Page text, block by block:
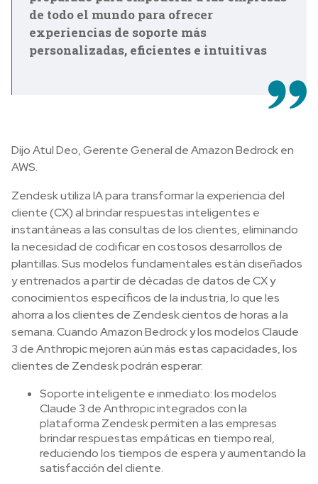
de todo el mundo para ofrecer
experiencias de soporte más
personalizadas, eficientes e intuitivas
Dijo Atul Deo, Gerente General de Amazon Bedrock en
AWS.
Zendesk utiliza IA para transformar la experiencia del
cliente (CX) al brindar respuestas inteligentes e
instantáneas a las consultas de los clientes, eliminando
la necesidad de codificar en costosos desarrollos de
plantillas. Sus modelos fundamentales están diseñados
y entrenados a partir de décadas de datos de CX y
conocimientos específicos de la industria, lo que les
ahorra a los clientes de Zendesk cientos de horas a la
semana. Cuando Amazon Bedrock y los modelos Claude
3 de Anthropic mejoren aún más estas capacidades, los
clientes de Zendesk podrán esperar:
Soporte inteligente e inmediato: los modelos
Claude 3 de Anthropic integrados con la
plataforma Zendesk permiten a las empresas
brindar respuestas empáticas en tiempo real,
reduciendo los tiempos de espera y aumentando la
satisfacción del cliente.